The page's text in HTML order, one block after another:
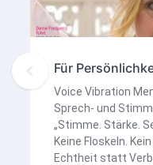
Für
Voice Vibration
Sprech- und
„Stimme. Stärke.
Keine Floskeln.
Echtheit statt